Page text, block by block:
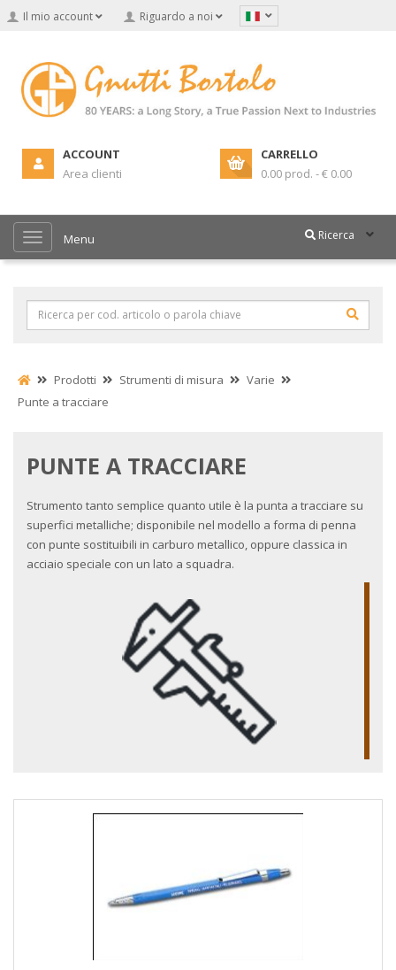
Il mio account Riguardo a noi
ACCOUNT
Area clienti
CARRELLO
0.00 prod. - € 0.00
Menu Ricerca
Prodotti Strumenti di misura
Varie
Punte a tracciare
PUNTE A TRACCIARE
Strumento tanto semplice quanto utile è la punta a tracciare su
superfici metalliche; disponibile nel modello a forma di penna
con punte sostituibili in carburo metallico, oppure classica in
acciaio speciale con un lato a squadra.